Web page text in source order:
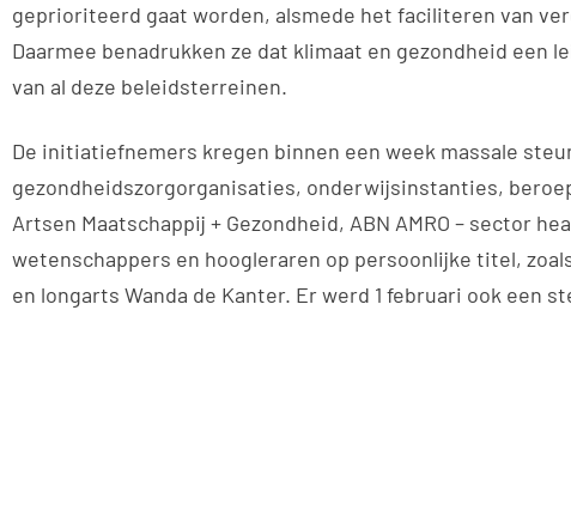
geprioriteerd gaat worden, alsmede het faciliteren van
Daarmee benadrukken ze dat klimaat en gezondheid een
van al deze beleidsterreinen.
De initiatiefnemers kregen binnen een week massale
gezondheidszorgorganisaties, onderwijsinstanties,
Artsen Maatschappij + Gezondheid, ABN AMRO – sector
wetenschappers en hoogleraren op persoonlijke titel,
en longarts Wanda de Kanter. Er werd 1 februari ook een